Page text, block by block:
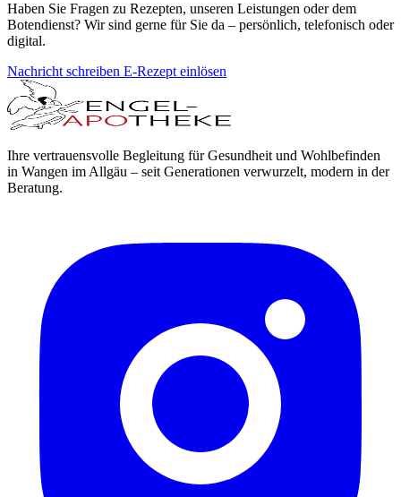
Haben Sie Fragen zu Rezepten, unseren Leistungen oder dem
Botendienst? Wir sind gerne für Sie da – persönlich, telefonisch oder
digital.
Nachricht schreiben E-Rezept einlösen
Ihre vertrauensvolle Begleitung für Gesundheit und Wohlbefinden
in Wangen im Allgäu – seit Generationen verwurzelt, modern in der
Beratung.